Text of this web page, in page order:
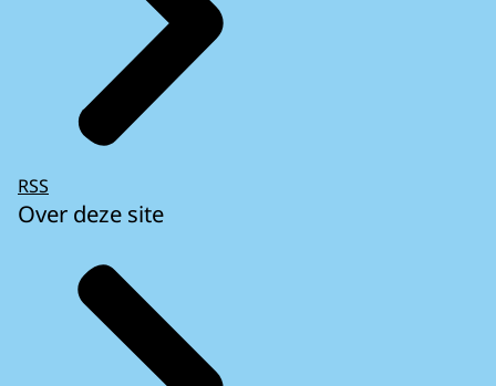
RSS
Over deze site